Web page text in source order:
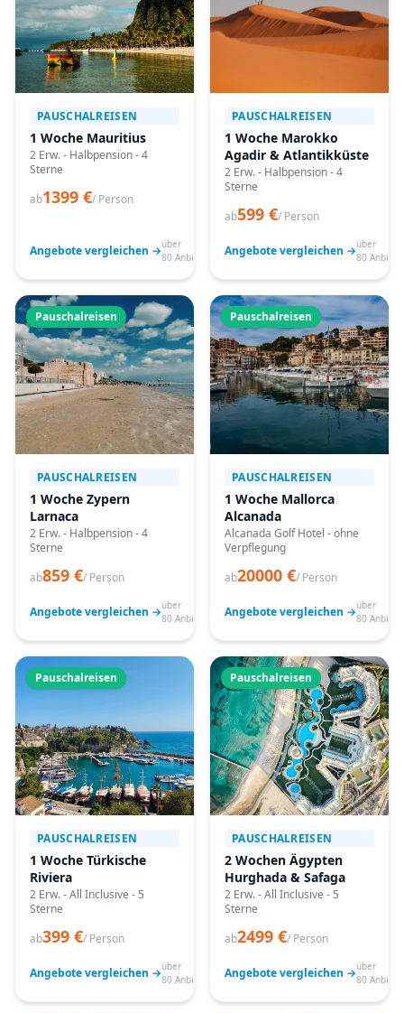
PAUSCHALREISEN
1 Woche Mauritius
2 Erw. - Halbpension - 4
Sterne
ab1399 €/ Person
Angebote vergleichen →über
80 Anbieter
PAUSCHALREISEN
1 Woche Marokko
Agadir & Atlantikküste
2 Erw. - Halbpension - 4
Sterne
ab599 €/ Person
Angebote vergleichen →über
80
Pauschalreisen
PAUSCHALREISEN
1 Woche Zypern
Larnaca
2 Erw. - Halbpension - 4
Sterne
ab859 €/ Person
Angebote vergleichen →über
80 Anbieter
Pauschalreisen
PAUSCHALREISEN
1 Woche Mallorca
Alcanada
Alcanada Golf Hotel - ohne
Verpflegung
ab20000 €/ Person
Angebote vergleichen →über
80
Pauschalreisen
PAUSCHALREISEN
1 Woche Türkische
Riviera
2 Erw. - All Inclusive - 5
Sterne
ab399 €/ Person
Angebote vergleichen →über
80 Anbieter
Pauschalreisen
PAUSCHALREISEN
2 Wochen Ägypten
Hurghada & Safaga
2 Erw. - All Inclusive - 5
Sterne
ab2499 €/ Person
Angebote vergleichen →über
80